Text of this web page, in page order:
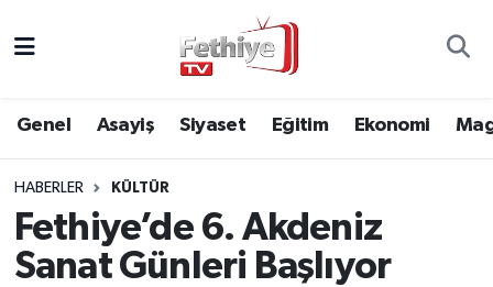
Genel Asayiş Siyaset Eğitim Ekonomi
HABERLER KÜLTÜR
Fethiye’de 6. Akdeniz
Sanat Günleri Başlıyor
Asayiş
Eğitim
Muğla Hava Durumu
Muğla Namaz Vakitleri
Muğla Trafik Yoğunluk Haritası